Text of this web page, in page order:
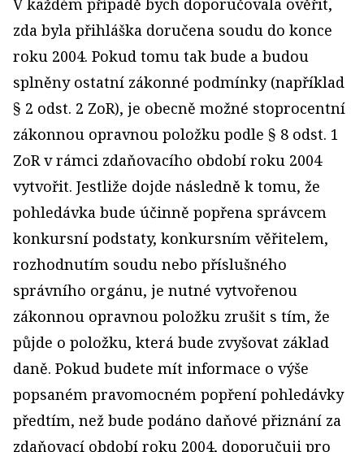
V každém případě bych doporučovala ověřit,
zda byla přihláška doručena soudu do konce
roku 2004. Pokud tomu tak bude a budou
splněny ostatní zákonné podmínky (například
§ 2 odst. 2 ZoR), je obecně možné stoprocentní
zákonnou opravnou položku podle § 8 odst. 1
ZoR v rámci zdaňovacího období roku 2004
vytvořit. Jestliže dojde následně k tomu, že
pohledávka bude účinně popřena správcem
konkursní podstaty, konkursním věřitelem,
rozhodnutím soudu nebo příslušného
správního orgánu, je nutné vytvořenou
zákonnou opravnou položku zrušit s tím, že
půjde o položku, která bude zvyšovat základ
daně. Pokud budete mít informace o výše
popsaném pravomocném popření pohledávky
předtím, než bude podáno daňové přiznání za
zdaňovací období roku 2004, doporučuji pro